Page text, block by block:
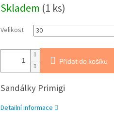
cena:
Skladem (1 ks)
Velikost
Přidat do košíku
Sandálky Primigi
Detailní informace